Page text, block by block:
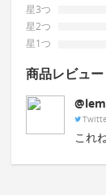
星3つ
星2つ
星1つ
商品レビュー
これ